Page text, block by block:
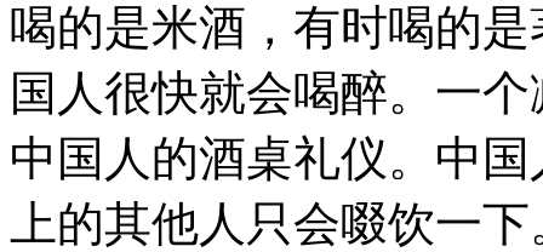
喝的是米酒，有时喝的
国人很快就会喝醉。一
中国人的酒桌礼仪。中
上的其他人只会啜饮一